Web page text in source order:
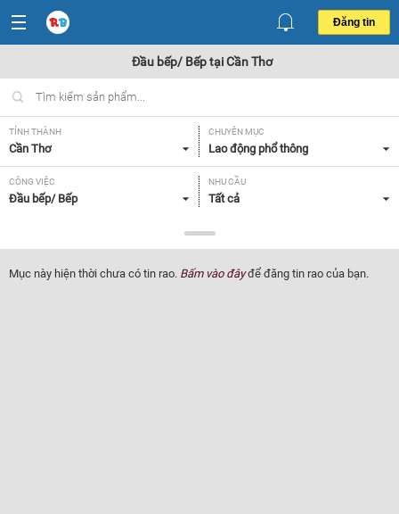
Đăng tin
Đầu bếp/ Bếp tại Cần Thơ
TỈNH THÀNH
Cần Thơ
CHUYÊN MỤC
Lao động phổ thông
CÔNG VIỆC
Đầu bếp/ Bếp
NHU CẦU
Tất cả
Tất cả
Mục này hiện thời chưa có tin rao. Bấm vào đâyđể đăng tin rao của bạn.